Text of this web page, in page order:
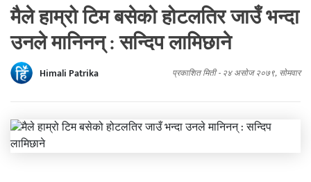
मैले हाम्रो टिम बसेको होटलतिर जाउँ भन्दा
उनले मानिनन् : सन्दिप लामिछाने
Himali Patrika प्रकाशित मिती - २४ असोज २०७९, सोमवार